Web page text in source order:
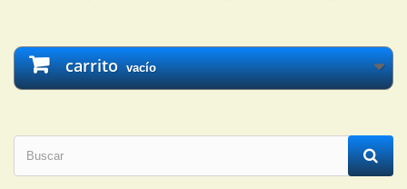
carrito vacío